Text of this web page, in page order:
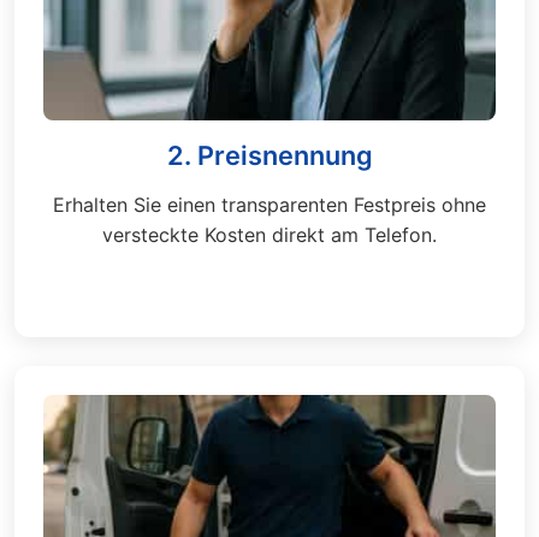
2. Preisnennung
Erhalten Sie einen transparenten Festpreis ohne
versteckte Kosten direkt am Telefon.